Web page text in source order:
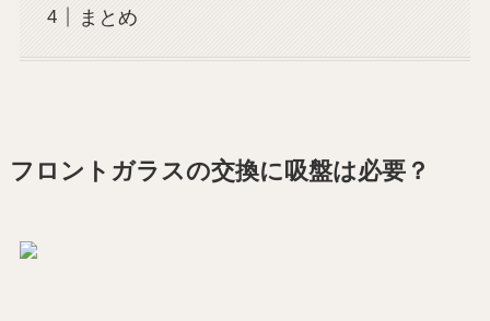
まとめ
フロントガラスの交換に吸盤は必要？